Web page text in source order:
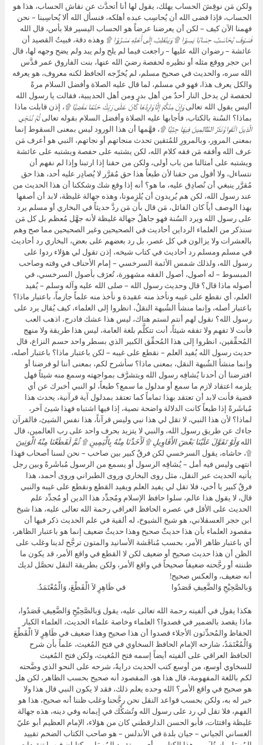
ولكن مَن نوقِشَ الحساب يهلك، يقول لها أنا أتحدَّث عن نقاش الحساب، هذا هو
الحساب، فإذا قضى الله أن يُحاسِب عبده أهلكه، فنسأل الله ألا يُحاسِبنا – نحن
فهمنا الآن كيف – لكن أن يعرضنا عرضاً هو الحساب اليسير فلا بأس، قال الله
فَسَوْفَ يُحَاسَبُ حِسَابًا يَسِيرًا ۩ وَيَنْقَلِبُ إِلَى أَهْلِهِ مَسْرُورًا ۩ وهذه دقة، فبيتُ القصيد أن
عائشة – رضوان الله عليها – راجعت فيما لم يلح ولم يبد ولم يضح وجهه لها، قال
ابن حجر ووقع مثله أو نظيره لحفصة رضيَ الله عنها، بنت الفاروق عمر قدَّس
الله سره، والحديث في صحيح مسلم، لم يُخرِّجه الحافظ لكنه معروف، هو يعرفه
والكل يعرف هذا، فهو في مسلم، لما قال عليه الصلاة وأفضل السلام مرةً
لحفصة لن يدخل النار أحدٌ من أهل بدرٍ ومن أهل الحديبية، فقالت يا رسول الله
أليس يقول الله تعالىوَإِنْ مِنْكُمْ إِلَّا وَارِدُهَا كَانَ عَلَى رَبِّكَ حَتْمًا مَقْضِيًّا ۩، إذن قابلت ماذا
بماذا؟ السُنة بالكتاب، فأجابها عليه الصلاة وأفضل السلام بقوله تعالىثُمَّ نُنَجِّي
الَّذِينَ اتَّقَوا وَّنَذَرُ الظَّالِمِينَ فِيهَا جِثِيًّا ۩، فهَّمها أن هذا الورود ليس بمعنى السقوط إنما
بمعنى المرور، وبالمرورِ للمُتقين تحدث منجاتهم أو نجاتهم، النبي هو أعرف مَن
عرف الله وأفقه مَن فقه كلام الله، لكن يشتبه على حفصة ويشتبه على عائشة
ويشتبه على أمثالنا من باب أولى، ولكن من حقنا إذا ارتبنا وإذا لم نفهم أن
نتساءل، ولا أقول من حقنا لأن طبعاً هذا حق مُقرَّر لا يُصادِر عليه أحد، هذا حق
مُقرَّر ينبغي أن نُصادِق عليه، ما هو؟ أنه إذا وقع شك وشككنا أن هذا الحديث من
عند رسول الله، لكن هم يُريدون أن يُلزِمونا، وهذه جهالة غليظة، لابد أن أصفها
بهذا الوصف أياً كان القائل، مَن قال بأن مَن ردَّ حديثاً في البخاري أو مسلم يرد
على رسول الله ويرد السُنة فهو جاهلٌ جهالة غليظة لأنه جهَّل مُعظم بل كل مَن
سنذكر من العلماء الرداين أحاديث في الصحيحين وغير الصحيحين مما صح وهم
بالعشرات ولا يزالون في كل عصر، بل رد بعضهم على بعض، البخاري رد أحاديث
في مسلم ومسلم رد أحاديث في كتاب شيخه، إذن تقول لي هؤلاء ردوا على
رسول الله، ولذلك شمس الأئمة السرخسي – إمام الأحناف في وقته وصاحب
المبسوط – له أصول، أصول الفقه مشهورة، تُعرَف بأصول السرخسي، في
أصوله ماذا قال؟ قال وحديث رسول الله – صلى الله عليه وآله وسلم – يُفيد
العلم، أي نقطع على غيبه ونأخذ منه عقيدة و نأخذ منه علماً جازماً، باعتبار ماذا؟
باعتبار أصله، وإنما منشأ الشُبهة النقلُ، انظروا إلى العلماء، كيف يُقال يرد على
رسول الله؟ نقول لهم أنتم لستم هناك، ليس هذا عشك فادرج، اذهب العب
فأنت لا تفهم ولا تفقه شيئاً، أنت تتكلَّم بلغة العامة، ليس هذا طريقة ولا منهج
المُحقِّقين، انظروا إلى هذا المُحقِّق الكبير الذي بسطر واحد حسم النزاع، قال
حديث رسول الله يُفيد العلم – نقطع على غيبه – لكن باعتبار ماذا؟ باعتبار أصله،
وإنما منشأ الشُبهة النقل، بمعنى ماذا؟ سأشرح لكم، بمعنى أننا لو فرضنا أو
افترضنا أن أحدنا يُشافِه رسول الله ويتشرَّف بمواجهته وسمع منه شيئاً فهل
يلزمه اعتقاد لازم ما سمع أو مدلول ما سمع؟ طبعاً، لو النبي أخبرك عن أي
قضية فأنت لابد أن تعتقد بهذا تماماً كما تعتقد بمدلول آية قرآنية، يحدث هذا
مُباشَرةً إذا طبعاً كانت الدلالة واضحة نصية، إذا فيها اشتباه فهذا شيئ آخر،
لماذا؟ لأن هذا النبي، لا تقل لي هذا نبي وليس قرآناً، هذا نفس الشيئ، فالقرآن
جاءك عن طريق رسول الله، والنبي لا يتزيد بحرف واحد على رب العالمين، قال
اللهوَلَوْ تَقَوَّلَ عَلَيْنَا بَعْضَ الأَقَاوِيلِ ۩ لَأَخَذْنَا مِنْهُ بِالْيَمِينِ ۩ ثُمَّ لَقَطَعْنَا مِنْهُ الْوَتِينَ
۩، حاشاه، يقول السرخسي لكن فرقٌ كبير بين صاحب – نحن لسنا أصحاب فهذا
انتهى وليس فيه أمل – يُشافِه الرسول أو يسمع من الرسول مُباشَرةً وبين رجل
يأتيه الحديث عبر النقل، مثل روى البخاري وروى الطبراني وروى أحمد، هذا
فرقٌ كبير يا أخي، فلا تقل لي يفيد العلم ويفيد القطع ونقطع على غيبه والنبي
قال، لا يقول هذا عالم، سلوا حافظ الإسلام ومُجدِّد هذا الدين أو مُجدِّد علم
الحديث على الأقل في عصره الحافظ العراقي رحمة الله تعالى عليه، هذا شيخ
ابن حجر العسقلاني، هو شيخ الشيوخ، له ألفية في علم الحديث ذكر فيها أن
مقصود العلماء بأن هذا حديثٌ صحيح وهذا حديثٌ ضعيف إنما هو باعتبار الظاهر،
أي باعتبار ظاهر الأمر، بحسب مُناقَشة الأسانيد والمتون ترجَّح لدينا وغلب على
الظن أن هذا حديث صحيح أو ضعيف لكن لا القطع في واقع الأمر، قد يكون ما
ظننته أو رجَّحته ضعيفاً صحيحاً في واقع الأمر، ولكن بطريقة النقل تحصَّل لديك
أنه ضعيف، والعكس صحيح!
وَبالصَّحِيْحِ وَالضَّعِيفِ قَصَدُوا في ظَاهِرٍ لاَ الْقَطْعَ، وَالْمُعْتَمَدُ.
هكذا يقول في ألفيته رحمة الله تعالى عليه، يقول وَبالصَّحِيْحِ وَالضَّعِيفِ قَصَدُوا،
ماذا يقصد بالضمير في قصدوا؟ العلماء وخاصة علماء الحديث، العلماء الكبار
الحفاظ والمُحدِّثون الأجلاء قصدوا أن هذا صحيح وهذا ضعيف في ظَاهِرٍ لاَ الْقَطْعَ
وَالْمُعْتَمَدُ، شارحه الإمام الحافظ السخاوي في فتح المُغيث، علماً بأن شرح
الحافظ العراقي على ألفيته أيضاً إسمه فتح المُغيث، ولكن فتح المُغيث
للسخاوي أوسع، من أوسع كتب الحديث درايةً، شرحه على النحو الذي وضَّحته
لكم باللغة المفهومة، قال هذا هو، المقصود أنه صحيح بحسب الظاهر، لكن هل
هو صحيح في واقع الأمر؟ الله وحده يعلم ذلك، فقد لا يكون النبي قال هذا ولا
خبر له به، ولكن بحسب قواعد النقل نحن رجَّحنا وغلب ظننا أنه صحيح، هذا هو
الفهم، فلا تقل لي رد على رسول الله وتُشكِّك في إيمانه وفي دينه، هذه جهالة
غليظة وافتئات، فأبو الحسن الدارقطني كان من هؤلاء، الإمام العظيم أبو عليّ
الغساني الجياني – جيان بلدة في الأندلس – هو صاحب الكتاب الضخم تقييد